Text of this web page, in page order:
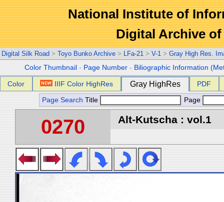
National Institute of
Digital Archive
Digital Silk Road > Toyo Bunko Archive > LFa-21 > V-1 > Gray High Res.
Color Thumbnail - Page Number - Biliographic Information
Color IIIF Color HighRes Gray HighRes PDF
Page Search Title Page
0270 Alt-Kutscha : vol.1